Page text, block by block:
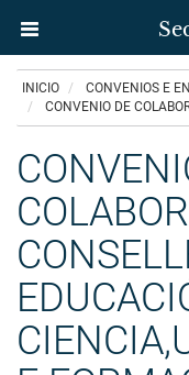
Uvigo
INICIO
CONVENIOS E
CONVENIO DE